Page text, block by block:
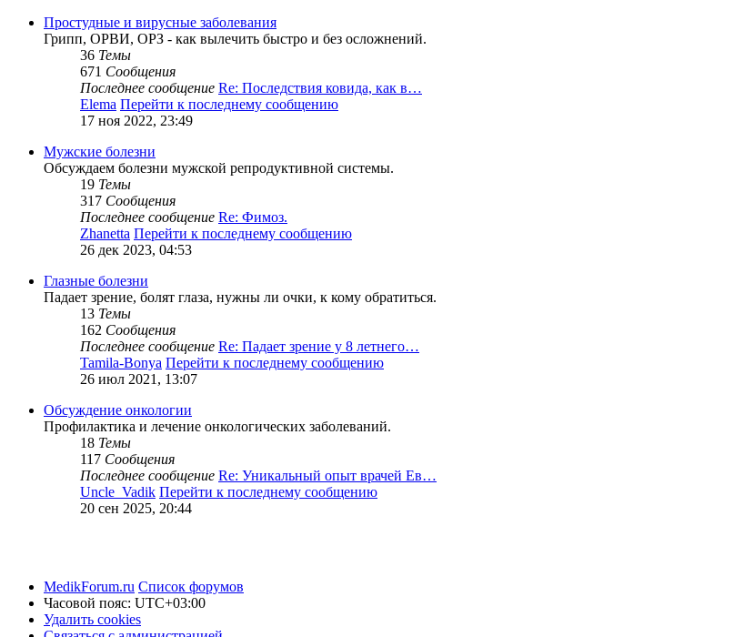
Простудные и вирусные заболевания
Грипп, ОРВИ, ОРЗ - как вылечить быстро и без осложнений.
36 Темы
671 Сообщения
Последнее сообщение Re: Последствия ковида, как в…
Elema Перейти к последнему сообщению
17 ноя 2022, 23:49
Мужские болезни
Обсуждаем болезни мужской репродуктивной системы.
19 Темы
317 Сообщения
Последнее сообщение Re: Фимоз.
Zhanetta Перейти к последнему сообщению
26 дек 2023, 04:53
Глазные болезни
Падает зрение, болят глаза, нужны ли очки, к кому обратиться.
13 Темы
162 Сообщения
Последнее сообщение Re: Падает зрение у 8 летнего…
Tamila-Bonya Перейти к последнему сообщению
26 июл 2021, 13:07
Обсуждение онкологии
Профилактика и лечение онкологических заболеваний.
18 Темы
117 Сообщения
Последнее сообщение Re: Уникальный опыт врачей Ев…
Uncle_Vadik Перейти к последнему сообщению
20 сен 2025, 20:44
MedikForum.ru Список форумов
Часовой пояс: UTC+03:00
Удалить cookies